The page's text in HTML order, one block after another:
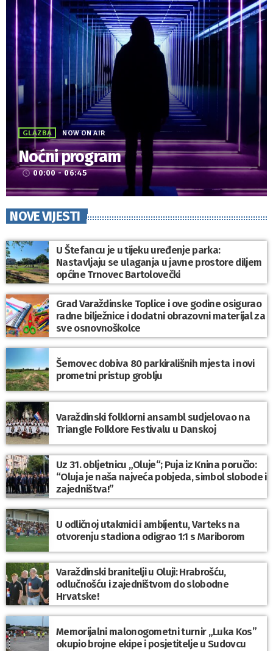
GLAZBA NOW ON AIR
Noćni program
access_time 00:00 - 06:45
NOVE VIJESTI
U Štefancu je u tijeku uređenje parka:
Nastavljaju se ulaganja u javne prostore diljem
općine Trnovec Bartolovečki
Grad Varaždinske Toplice i ove godine osigurao
radne bilježnice i dodatni obrazovni materijal za
sve osnovnoškolce
Šemovec dobiva 80 parkirališnih mjesta i novi
prometni pristup groblju
Varaždinski folklorni ansambl sudjelovao na
Triangle Folklore Festivalu u Danskoj
Uz 31. obljetnicu „Oluje“; Puja iz Knina poručio:
“Oluja je naša najveća pobjeda, simbol slobode i
zajedništva!”
U odličnoj utakmici i ambijentu, Varteks na
otvorenju stadiona odigrao 1:1 s Mariborom
Varaždinski branitelji u Oluji: Hrabrošću,
odlučnošću i zajedništvom do slobodne
Hrvatske!
Memorijalni malonogometni turnir „Luka Kos”
okupio brojne ekipe i posjetitelje u Sudovcu